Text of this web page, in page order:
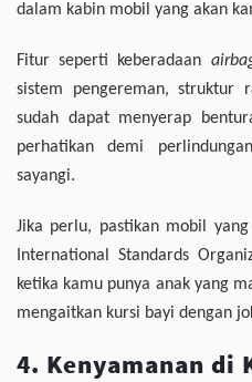
dalam kabin mobil yang akan
Fitur seperti keberadaan
sistem pengereman, struktur
sudah dapat menyerap
perhatikan demi
sayangi.
Jika perlu, pastikan mobil
International Standards
ketika kamu punya anak yang
mengaitkan kursi bayi dengan
4. Kenyamanan di